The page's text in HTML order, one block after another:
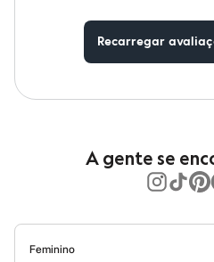
Camisetas e Regatas
Casacos e Jaquetas
Jeans
Chapéus e Bonés
Relógios
Botas
Secar na vertical.
Passar em temperatura média.
Lavar a seco.
Não limpar a úmido.
Recarregar
A gente se
Feminino